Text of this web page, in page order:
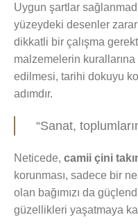
Uygun şartlar
yüzeydeki desenler
dikkatli bir çalışma
malzemelerin
edilmesi, tarihi dokuyu
adımdır.
“Sanat,
Neticede, camii çini
korunması, sadece bir
olan bağımızı da
güzellikleri yaşatmaya